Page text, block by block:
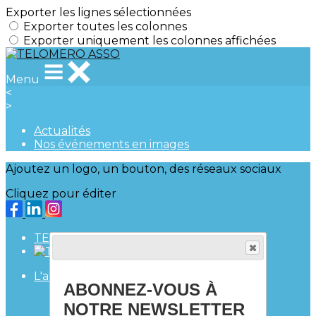
Exporter les lignes sélectionnées
Exporter toutes les colonnes
Exporter uniquement les colonnes affichées
Menu
<
>
Actualités
Nos événements en images
Ajoutez un logo, un bouton, des réseaux sociaux
Cliquez pour éditer
TELOMERO ASSO
L'association
Accueil
Notre histoire
ABONNEZ-VOUS À
NOTRE NEWSLETTER